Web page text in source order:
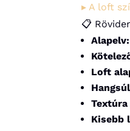
▸ A loft
📋
Alapelv:
Loft
Kisebb